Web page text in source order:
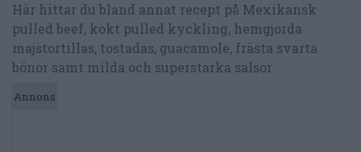
Här hittar du bland annat recept på Mexikansk
pulled beef, kokt pulled kyckling, hemgjorda
majstortillas, tostadas, guacamole, frästa svarta
bönor samt milda och superstarka salsor.